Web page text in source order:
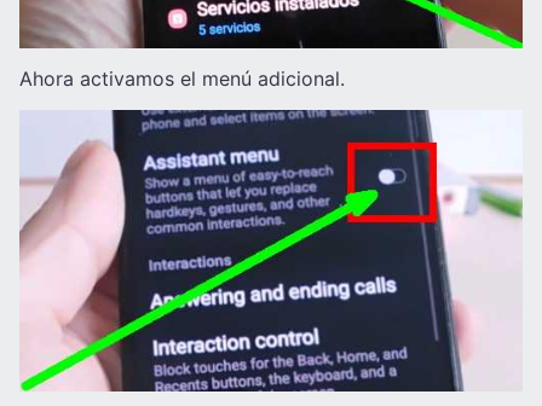
Ahora activamos el menú adicional.